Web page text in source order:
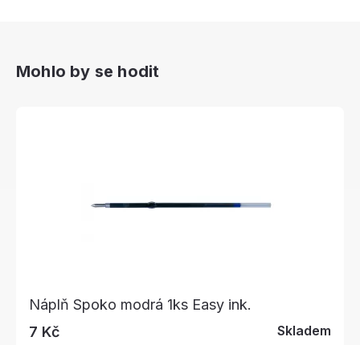
Mohlo by se hodit
Náplň Spoko modrá 1ks Easy ink.
7 Kč
Skladem